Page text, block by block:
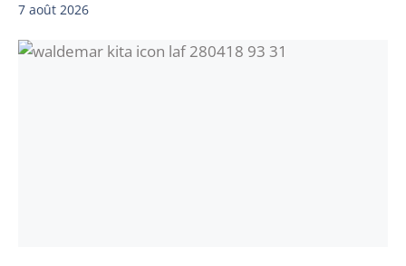
7 août 2026